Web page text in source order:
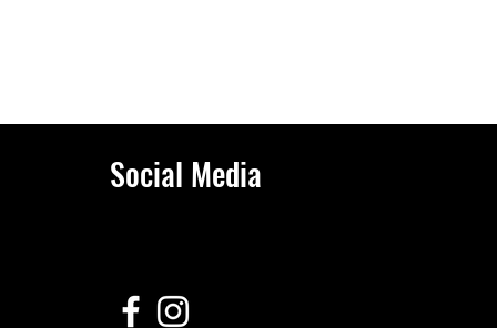
Social Media